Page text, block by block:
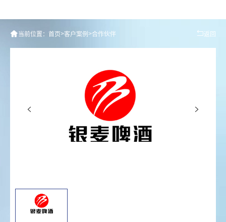
当前位置： 首页>客户案例 >合作伙伴 返回